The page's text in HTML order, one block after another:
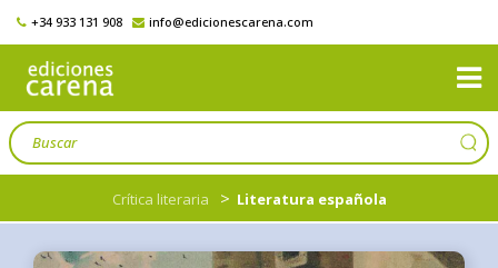
+34 933 131 908 info@edicionescarena.com
Crítica literaria > Literatura española